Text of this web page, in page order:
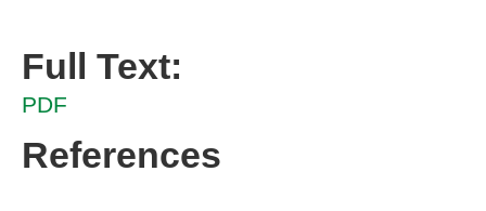
Full Text:
PDF
References